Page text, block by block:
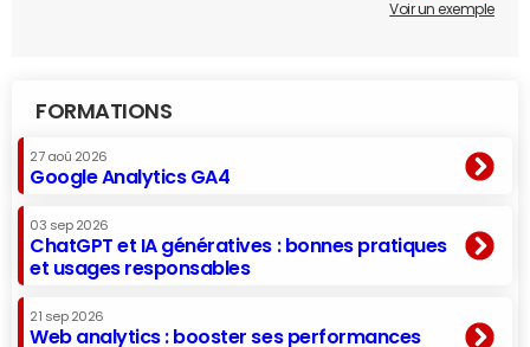
Voir un exemple
FORMATIONS
27 aoû 2026
Google Analytics GA4
03 sep 2026
ChatGPT et IA génératives : bonnes pratiques
et usages responsables
21 sep 2026
Web analytics : booster ses performances